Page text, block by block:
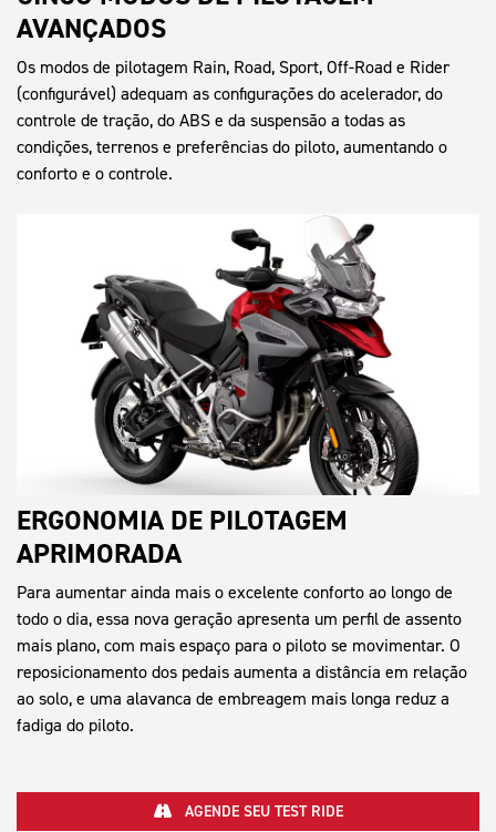
AVANÇADOS
Os modos de pilotagem Rain, Road, Sport, Off-Road e Rider
(configurável) adequam as configurações do acelerador, do
controle de tração, do ABS e da suspensão a todas as
condições, terrenos e preferências do piloto, aumentando o
conforto e o controle.
ERGONOMIA DE PILOTAGEM
APRIMORADA
Para aumentar ainda mais o excelente conforto ao longo de
todo o dia, essa nova geração apresenta um perfil de assento
mais plano, com mais espaço para o piloto se movimentar. O
reposicionamento dos pedais aumenta a distância em relação
ao solo, e uma alavanca de embreagem mais longa reduz a
fadiga do piloto.
AGENDE SEU TEST RIDE